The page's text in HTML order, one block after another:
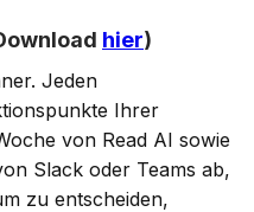
hier)
Jeden
Ihrer
von Read AI sowie
Slack oder Teams ab,
zu entscheiden,